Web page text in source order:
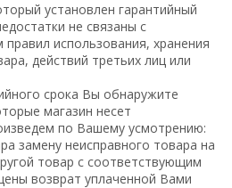
установлен гарантийный
не связаны с
использования, хранения
действий третьих лиц или
срока Вы обнаружите
магазин несет
по Вашему усмотрению:
замену неисправного товара на
товар с соответствующим
возврат уплаченной Вами